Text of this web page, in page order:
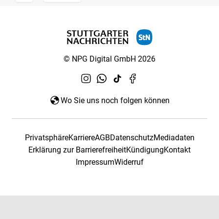
© NPG Digital GmbH 2026
Wo Sie uns noch folgen können
PrivatsphäreKarriereAGBDatenschutzMediadaten
Erklärung zur BarrierefreiheitKündigungKontakt
ImpressumWiderruf